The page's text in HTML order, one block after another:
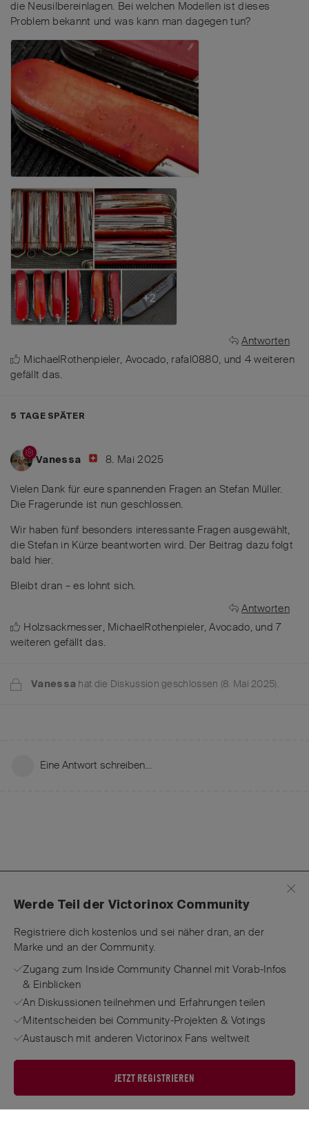
die Neusilbereinlagen. Bei welchen Modellen ist dieses
Problem bekannt und was kann man dagegen tun?
Antworten
MichaelRothenpieler, Avocado, rafal0880, und 4 weiteren
gefällt das.
5 TAGESPÄTER
Vanessa 8. Mai 2025
Vielen Dank für eure spannenden Fragen an Stefan Müller.
Die Fragerunde ist nun geschlossen.
Wir haben fünf besonders interessante Fragen ausgewählt,
die Stefan in Kürze beantworten wird. Der Beitrag dazu folgt
bald hier.
Bleibt dran – es lohnt sich.
Antworten
Holzsackmesser, MichaelRothenpieler,Avocado, und7
weiteren gefällt das.
Vanessa hat die Diskussion geschlossen (8. Mai 2025).
Eine Antwort schreiben…
Werde Teil der Victorinox Community
Registriere dich kostenlos und sei näher dran, an der
Marke und an der Community.
Zugang zum Inside Community Channel mit Vorab-Infos
& Einblicken
An Diskussionen teilnehmen und Erfahrungen teilen
Mitentscheiden bei Community-Projekten & Votings
Austausch mit anderen Victorinox Fans weltweit
JETZT REGISTRIEREN